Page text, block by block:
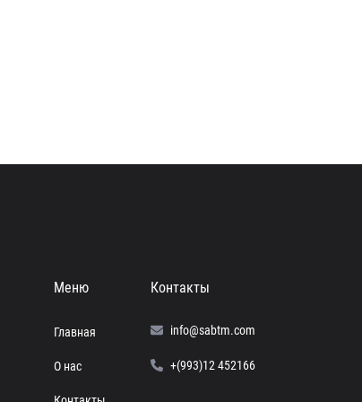
Меню
Главная
О нас
Контакты
info@sabtm.com
+(993)12 452166